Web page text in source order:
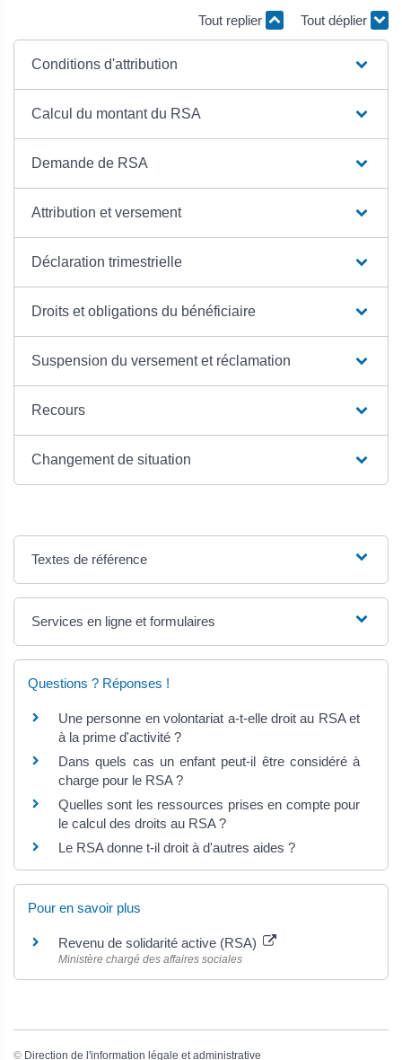
Tout replier Tout déplier
Conditions d'attribution
Calcul du montant du RSA
Demande de RSA
Attribution et versement
Déclaration trimestrielle
Droits et obligations du bénéficiaire
Suspension du versement et réclamation
Recours
Changement de situation
Textes de référence
Services en ligne et formulaires
Questions ? Réponses !
Une personne en volontariat a-t-elle droit au RSA et
à la prime d'activité ?
Dans quels cas un enfant peut-il être considéré à
charge pour le RSA ?
Quelles sont les ressources prises en compte pour
le calcul des droits au RSA ?
Le RSA donne t-il droit à d'autres aides ?
Pour en savoir plus
Revenu de solidarité active (RSA)
Ministère chargé des affaires sociales
© Direction de l'information légale et administrative